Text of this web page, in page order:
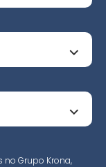
Grupo Krona,